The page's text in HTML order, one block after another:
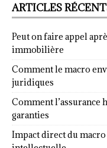
ARTICLES
Peut on faire appel
immobilière
Comment le macro
juridiques
Comment l’assurance
garanties
Impact direct du